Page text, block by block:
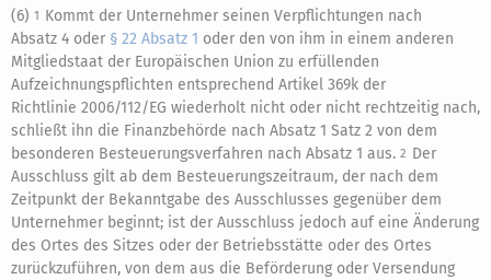
(6) 1
Kommt der Unternehmer seinen Verpflichtungen nach
Absatz 4 oder § 22 Absatz 1 oder den von ihm in einem anderen
Mitgliedstaat der Europäischen Union zu erfüllenden
Aufzeichnungspflichten entsprechend Artikel 369k der
Richtlinie 2006/112/EG wiederholt nicht oder nicht rechtzeitig nach,
schließt ihn die Finanzbehörde nach Absatz 1 Satz 2 von dem
besonderen Besteuerungsverfahren nach Absatz 1 aus. 2 Der
Ausschluss gilt ab dem Besteuerungszeitraum, der nach dem
Zeitpunkt der Bekanntgabe des Ausschlusses gegenüber dem
Unternehmer beginnt; ist der Ausschluss jedoch auf eine Änderung
des Ortes des Sitzes oder der Betriebsstätte oder des Ortes
zurückzuführen, von dem aus die Beförderung oder Versendung